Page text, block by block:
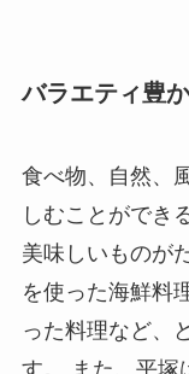
バラエティ豊
食べ物、自然、
しむことができ
美味しいものが
を使った海鮮料
った料理など、